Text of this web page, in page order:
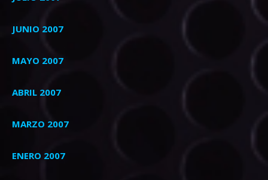
JUNIO 2007
MAYO 2007
ABRIL 2007
MARZO 2007
ENERO 2007